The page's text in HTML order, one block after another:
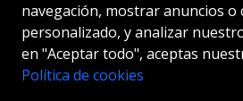
navegación, mostrar anuncios o
personalizado, y analizar
en "Aceptar todo", aceptas
Política de cookies
Empezando en:
261€